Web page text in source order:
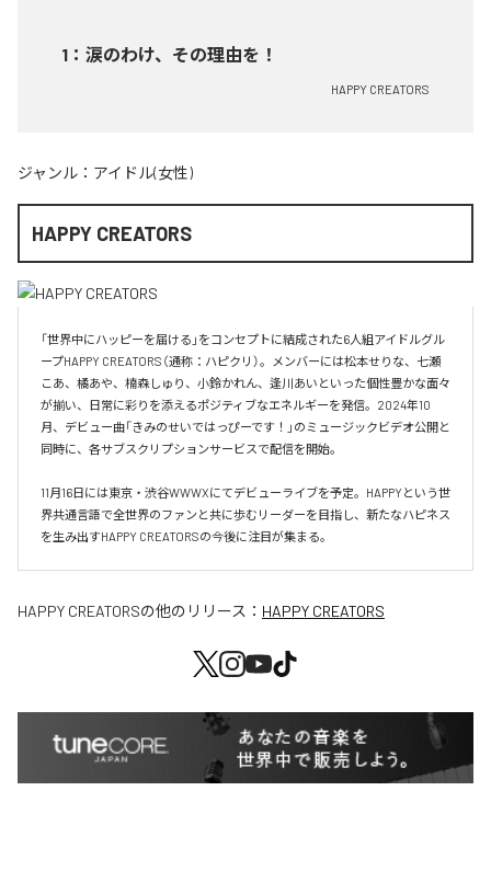
1 ： 涙のわけ、その理由を！
HAPPY CREATORS
ジャンル： アイドル(女性)
HAPPY CREATORS
「世界中にハッピーを届ける」をコンセプトに結成された6人組アイドルグル
ープHAPPY CREATORS（通称：ハピクリ）。メンバーには松本せりな、七瀬
こあ、橘あや、楠森しゅり、小鈴かれん、逢川あいといった個性豊かな面々
が揃い、日常に彩りを添えるポジティブなエネルギーを発信。2024年10
月、デビュー曲「きみのせいではっぴーです！」のミュージックビデオ公開と
同時に、各サブスクリプションサービスで配信を開始。
11月16日には東京・渋谷WWWXにてデビューライブを予定。HAPPYという世
界共通言語で全世界のファンと共に歩むリーダーを目指し、新たなハピネス
を生み出すHAPPY CREATORSの今後に注目が集まる。
HAPPY CREATORSの他のリリース： HAPPY CREATORS